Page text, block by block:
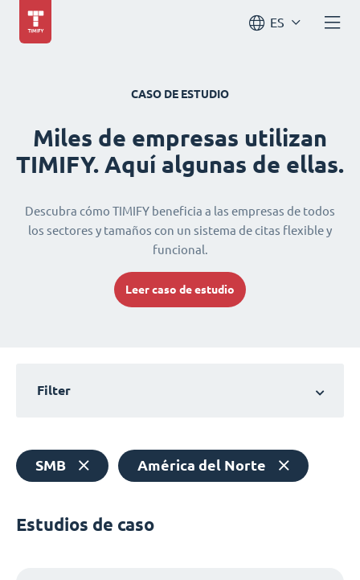
ES
CASO DE ESTUDIO
Miles de empresas utilizan
TIMIFY. Aquí algunas de ellas.
Descubra cómo TIMIFY beneficia a las empresas de todos
los sectores y tamaños con un sistema de citas flexible y
funcional.
Leer caso de estudio
Filter
SMB América del Norte
Estudios de caso